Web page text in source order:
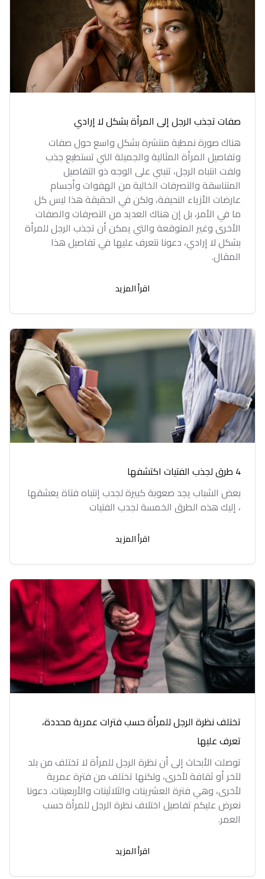
صفات تجذب الرجل إلى المرأة بشكل لا إرادي
هناك صورة نمطية منتشرة بشكل واسع حول صفات
وتفاصيل المرأة المثالية والجميلة التي تستطيع جذب
ولفت انتباه الرجل، تنبني على الوجه ذو التفاصيل
المتناسقة والتصرفات الخالية من الهفوات وأجسام
عارضات الأزياء النحيفة، ولكن في الحقيقة هذا ليس كل
ما في الأمر، بل إن هناك العديد من التصرفات والصفات
الأخرى وغير المتوقعة والتي يمكن أن تجذب الرجل للمرأة
بشكل لا إرادي، دعونا نتعرف عليها في تفاصيل هذا
المقال.
اقرأ المزيد
4 طرق لجذب الفتيات اكتشفها
بعض الشباب يجد صعوبة كبيرة لجدب إنتباه فتاة يعشقها
، إليك هذه الطرق الخمسة لجدب الفتيات
اقرأ المزيد
تختلف نظرة الرجل للمرأة حسب فترات عمرية محددة،
تعرف عليها
توصلت الأبحاث إلى أن نظرة الرجل للمرأة لا تختلف من بلد
لآخر أو ثقافة لأخرى، ولكنها تختلف من فترة عمرية
لأخرى، وهي فترة العشرينات والثلاثينات والأربعينات. دعونا
نعرض عليكم تفاصيل اختلاف نظرة الرجل للمرأة حسب
العمر.
اقرأ المزيد